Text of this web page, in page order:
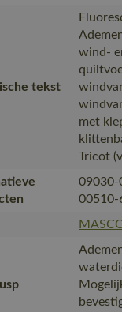
tekst
wind-
met
Tricot
09030-
00510-